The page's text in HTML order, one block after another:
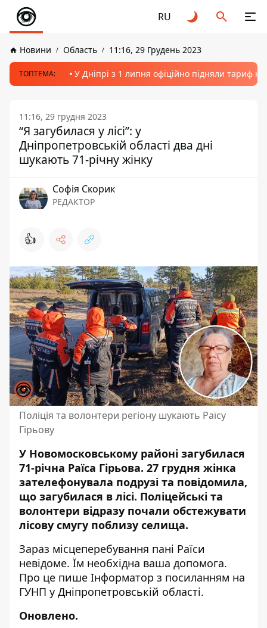
RU
Новини Область 11:16, 29 Грудень 2023
ТОПТЕМА: У Дніпрі з 1 липня офіційно підняли тариф
11:16, 29 грудня 2023
“Я загубилася у лісі”: у
Дніпропетровській області два дні
шукають 71-річну жінку
Софія Скорик
РЕДАКТОР
👍
Поліція та волонтери регіону шукають Раїсу
Гірьову
У Новомосковському районі загубилася
71-річна Раїса Гірьова. 27 грудня жінка
зателефонувала подрузі та повідомила,
що загубилася в лісі. Поліцейські та
волонтери відразу почали обстежувати
лісову смугу поблизу селища.
Зараз місцеперебування пані Раїси
невідоме. Їм необхідна ваша допомога.
Про це пише Інформатор з посиланням на
ГУНП у Дніпропетровській області.
Оновлено.